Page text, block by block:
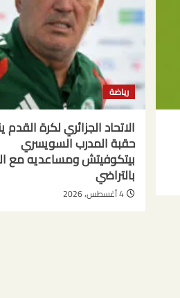
رياضة
الاتحاد الجزائري لكرة
حقبة المدرب السويسري
بيتكوفيتش ومساعديه مع
بالتراضي
4 أغسطس، 2026